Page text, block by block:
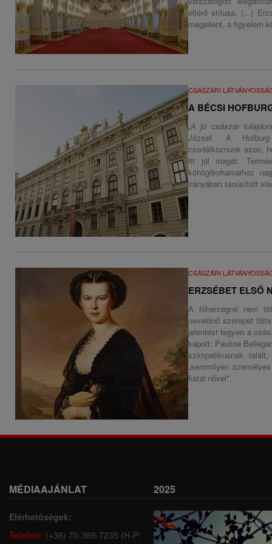
eltérő stílusa. (...)
megjelent, a figyelem
CSÁSZÁRI
A BÉCSI
„A jó császár
József. A
csodálkoznunk azon,
itt jól magát.
köhögőrohamaihoz
irányában tanúsított
CSÁSZÁRI
ERZSÉBET ELSŐ
A főhercegné nem
nevelőnő szerepét
jelentést tegyen a
kapott: Pauline
szimpatikusnak
„semmilyen
fiatal nővel".
MÉDIAAJÁNLAT
Elérhetőségek:
Telefon: (+36) 70-369-7235 (H-P:
2025